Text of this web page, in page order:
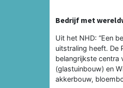
Bedrijf met
Uit het NHD: “Een
uitstraling heeft. De
belangrijkste
(glastuinbouw) en
akkerbouw,